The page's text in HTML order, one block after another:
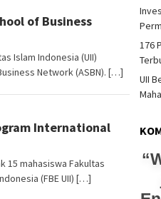
of Business
Islam Indonesia (UII)
Network (ASBN). […]
International
15 mahasiswa Fakultas
(FBE UII) […]
176
UII